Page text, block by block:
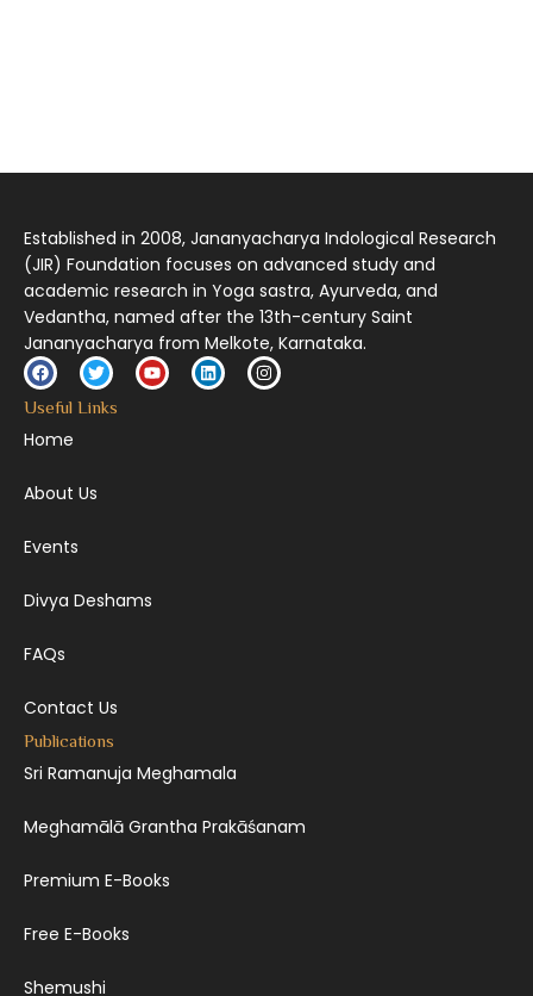
Established in 2008, Jananyacharya Indological Research
(JIR) Foundation focuses on advanced study and
academic research in Yoga sastra, Ayurveda, and
Vedantha, named after the 13th-century Saint
Jananyacharya from Melkote, Karnataka.
Useful Links
Home
About Us
Events
Divya Deshams
FAQs
Contact Us
Publications
Sri Ramanuja Meghamala
Meghamālā Grantha Prakāśanam
Premium E-Books
Free E-Books
Shemushi